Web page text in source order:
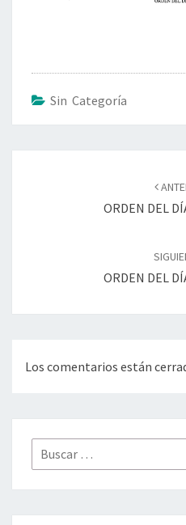
Sin Categoría
ORDEN DEL
ORDEN DEL
Los comentarios están